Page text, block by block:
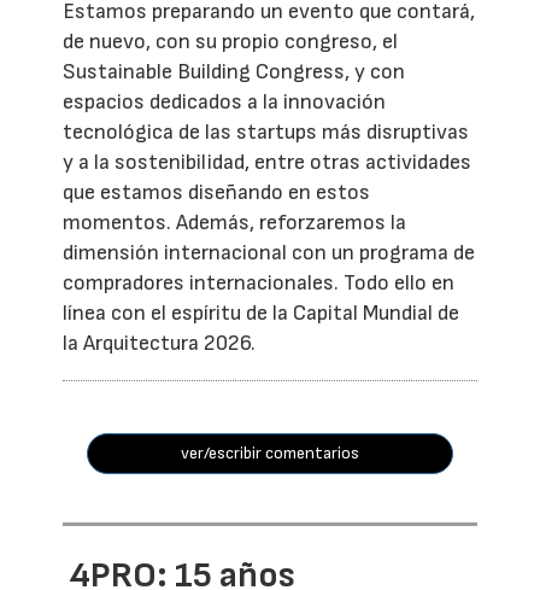
Estamos preparando un evento que contará,
de nuevo, con su propio congreso, el
Sustainable Building Congress, y con
espacios dedicados a la innovación
tecnológica de las startups más disruptivas
y a la sostenibilidad, entre otras actividades
que estamos diseñando en estos
momentos. Además, reforzaremos la
dimensión internacional con un programa de
compradores internacionales. Todo ello en
línea con el espíritu de la Capital Mundial de
la Arquitectura 2026.
ver/escribir comentarios
4PRO: 15 años